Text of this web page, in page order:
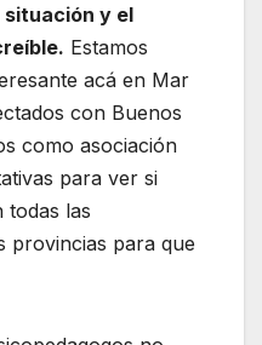
y el
Estamos
acá en Mar
con Buenos
como asociación
para ver si
todas las
provincias para que